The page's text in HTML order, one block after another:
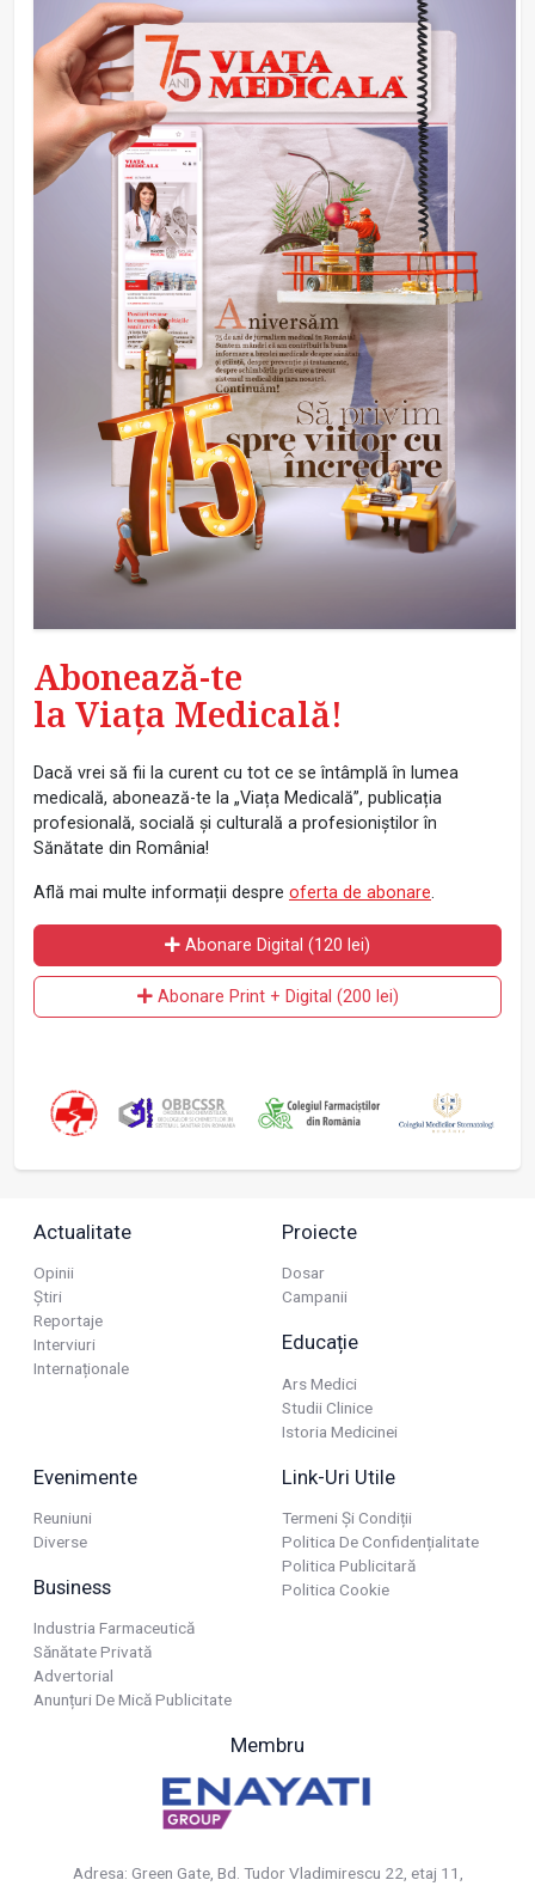
Abonează-te
la Viața Medicală!
Dacă vrei să fii la curent cu tot ce se întâmplă în lumea
medicală, abonează-te la „Viața Medicală”, publicația
profesională, socială și culturală a profesioniștilor în
Sănătate din România!
Află mai multe informații despre oferta de abonare.
Abonare Digital (120 lei)
Abonare Print + Digital (200 lei)
Actualitate
Opinii
Știri
Reportaje
Interviuri
Internaționale
Proiecte
Dosar
Campanii
Educație
Ars Medici
Studii Clinice
Istoria Medicinei
Evenimente
Reuniuni
Diverse
Business
Industria Farmaceutică
Sănătate Privată
Advertorial
Anunțuri De Mică Publicitate
Link-Uri Utile
Termeni Și Condiții
Politica De Confidențialitate
Politica Publicitară
Politica Cookie
Membru
Adresa: Green Gate, Bd. Tudor Vladimirescu 22, etaj 11,